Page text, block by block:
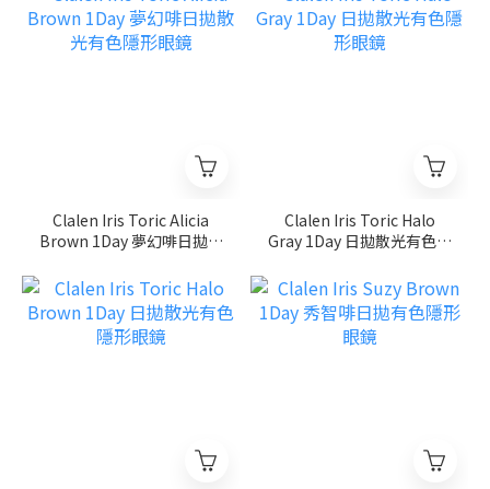
Clalen Iris Toric Alicia
Brown 1Day 夢幻啡日拋散
Clalen Iris Toric Halo
Gray 1Day 日拋散光有色隱